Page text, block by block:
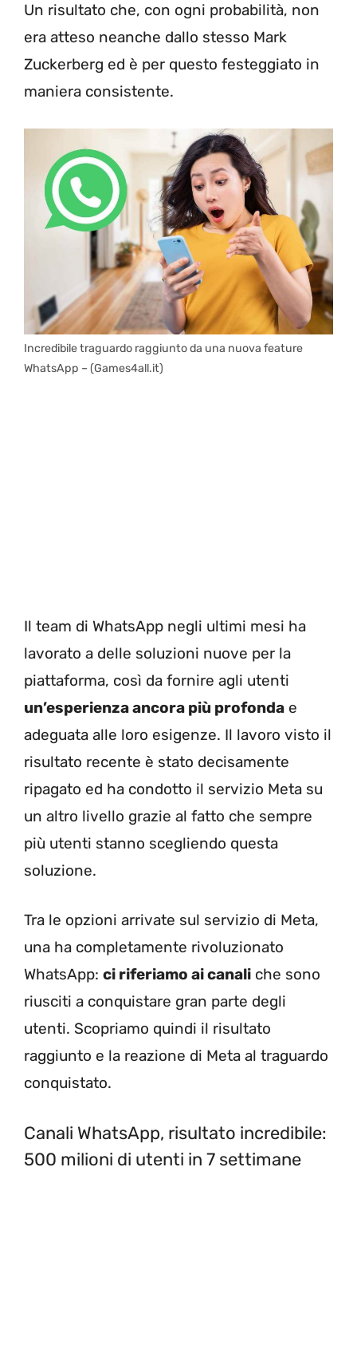
Un risultato che, con ogni probabilità, non
era atteso neanche dallo stesso Mark
Zuckerberg ed è per questo festeggiato in
maniera consistente.
Incredibile traguardo raggiunto da una nuova feature
WhatsApp – (Games4all.it)
Il team di WhatsApp negli ultimi mesi ha
lavorato a delle soluzioni nuove per la
piattaforma, così da fornire agli utenti
un’esperienza ancora più profonda e
adeguata alle loro esigenze. Il lavoro visto il
risultato recente è stato decisamente
ripagato ed ha condotto il servizio Meta su
un altro livello grazie al fatto che sempre
più utenti stanno scegliendo questa
soluzione.
Tra le opzioni arrivate sul servizio di Meta,
una ha completamente rivoluzionato
WhatsApp: ci riferiamo ai canali che sono
riusciti a conquistare gran parte degli
utenti. Scopriamo quindi il risultato
raggiunto e la reazione di Meta al traguardo
conquistato.
Canali WhatsApp, risultato incredibile:
500 milioni di utenti in 7 settimane